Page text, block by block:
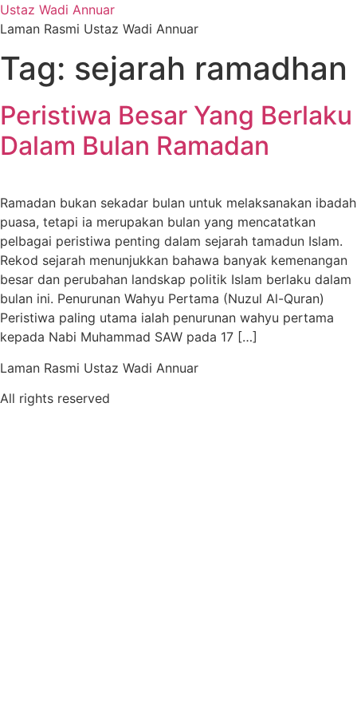
Ustaz Wadi Annuar
Laman Rasmi Ustaz Wadi Annuar
Tag: sejarah ramadhan
Peristiwa Besar Yang Berlaku
Dalam Bulan Ramadan
Ramadan bukan sekadar bulan untuk melaksanakan ibadah
puasa, tetapi ia merupakan bulan yang mencatatkan
pelbagai peristiwa penting dalam sejarah tamadun Islam.
Rekod sejarah menunjukkan bahawa banyak kemenangan
besar dan perubahan landskap politik Islam berlaku dalam
bulan ini. Penurunan Wahyu Pertama (Nuzul Al-Quran)
Peristiwa paling utama ialah penurunan wahyu pertama
kepada Nabi Muhammad SAW pada 17 […]
Laman Rasmi Ustaz Wadi Annuar
All rights reserved